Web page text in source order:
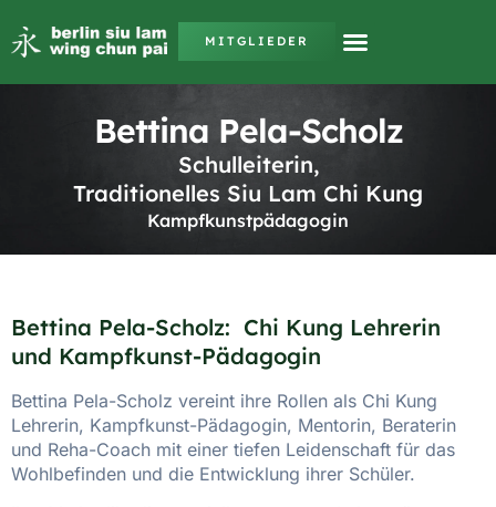
MITGLIEDER
Bettina Pela-Scholz
Schulleiterin,
Traditionelles Siu Lam Chi Kung
Kampfkunstpädagogin
Bettina Pela-Scholz: Chi Kung Lehrerin
und Kampfkunst-Pädagogin
Bettina Pela-Scholz vereint ihre Rollen als Chi Kung
Lehrerin, Kampfkunst-Pädagogin, Mentorin, Beraterin
und Reha-Coach mit einer tiefen Leidenschaft für das
Wohlbefinden und die Entwicklung ihrer Schüler.